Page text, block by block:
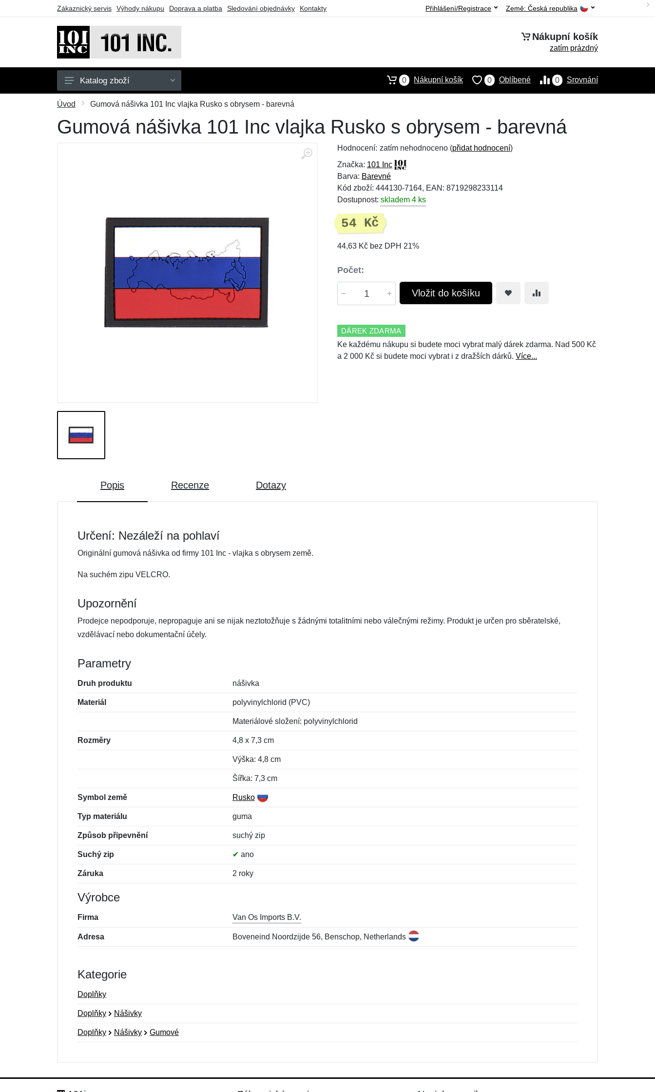
Zákaznický servis Výhody nákupu Doprava a platba Sledování objednávky Kontakty Země: Česká republika
Přihlášení/Registrace
Nákupní košík
zatím prázdný
Pánské
Dětské
Katalog zboží 0 Srovnání
0 Oblíbené
0 Nákupní košík
Úvod Gumová nášivka 101 Inc vlajka Rusko s obrysem - barevná
Gumová nášivka 101 Inc vlajka Rusko s obrysem - barevná
Hodnocení: zatím nehodnoceno (přidat hodnocení)
Značka: 101 Inc
Barva: Barevné
Kód zboží: 444130-7164, EAN: 8719298233114
Dostupnost: skladem 4 ks
54 Kč
44,63 Kč bez DPH 21%
Počet:
Vložit do košíku
DÁREK ZDARMA
Ke každému nákupu si budete moci vybrat malý dárek zdarma. Nad 500 Kč
a 2 000 Kč si budete moci vybrat i z dražších dárků. Více...
Popis Recenze Dotazy
Určení: Nezáleží na pohlaví
Originální gumová nášivka od firmy 101 Inc - vlajka s obrysem země.
Na suchém zipu VELCRO.
Upozornění
Prodejce nepodporuje, nepropaguje ani se nijak neztotožňuje s žádnými totalitními nebo válečnými režimy. Produkt je určen pro sběratelské,
vzdělávací nebo dokumentační účely.
Parametry
Druh produktu nášivka
Materiál polyvinylchlorid (PVC)
Materiálové složení: polyvinylchlorid
Rozměry 4,8 x 7,3 cm
Výška: 4,8 cm
Šířka: 7,3 cm
Symbol země Rusko
Typ materiálu guma
Způsob připevnění suchý zip
Suchý zip ✔ ano
Záruka 2 roky
Výrobce
Firma Van Os Imports B.V.
Adresa Boveneind Noordzijde 56, Benschop, Netherlands
Kategorie
Doplňky
Doplňky Nášivky
Doplňky Nášivky Gumové